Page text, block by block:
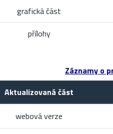
grafická část
přílohy
Záznamy o
Aktualizovaná část
webová verze